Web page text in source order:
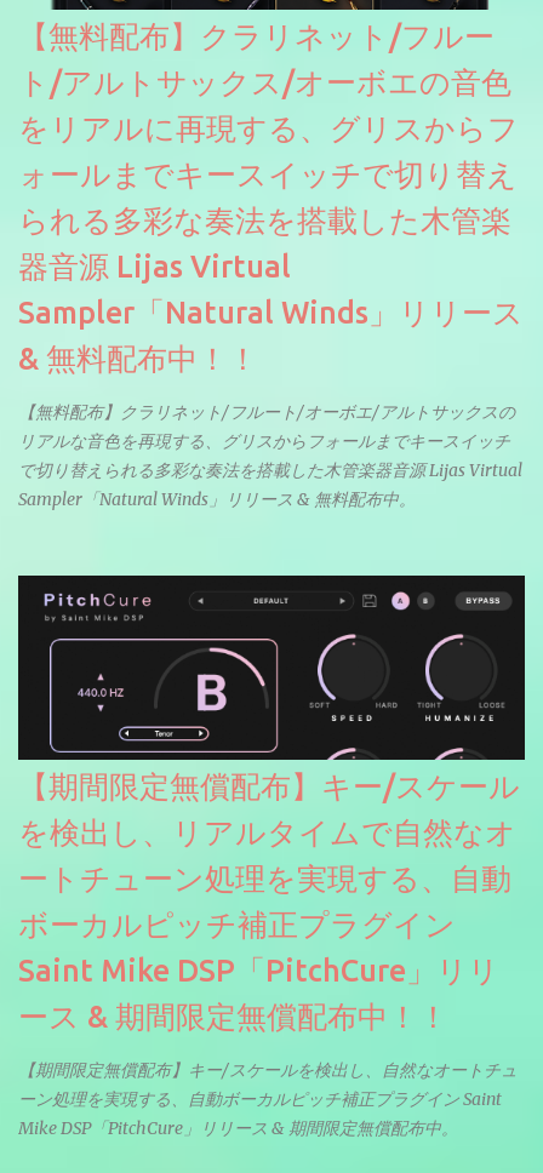
【無料配布】クラリネット/フルー
ト/アルトサックス/オーボエの音色
をリアルに再現する、グリスからフ
ォールまでキースイッチで切り替え
られる多彩な奏法を搭載した木管楽
器音源 Lijas Virtual
Sampler「Natural Winds」リリース
& 無料配布中！！
【無料配布】クラリネット/フルート/オーボエ/アルトサックスの
リアルな音色を再現する、グリスからフォールまでキースイッチ
で切り替えられる多彩な奏法を搭載した木管楽器音源 Lijas Virtual
Sampler「Natural Winds」リリース & 無料配布中。
【期間限定無償配布】キー/スケール
を検出し、リアルタイムで自然なオ
ートチューン処理を実現する、自動
ボーカルピッチ補正プラグイン
Saint Mike DSP「PitchCure」リリ
ース & 期間限定無償配布中！！
【期間限定無償配布】キー/スケールを検出し、自然なオートチュ
ーン処理を実現する、自動ボーカルピッチ補正プラグイン Saint
Mike DSP「PitchCure」リリース & 期間限定無償配布中。